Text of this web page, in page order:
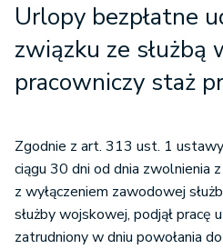
Urlopy bezpłatne
związku ze służbą
pracowniczy staż
Zgodnie z art. 313 ust. 1
ciągu 30 dni od dnia zwolnienia
z wyłączeniem zawodowej
służby wojskowej, podjął pracę
zatrudniony w dniu powołania